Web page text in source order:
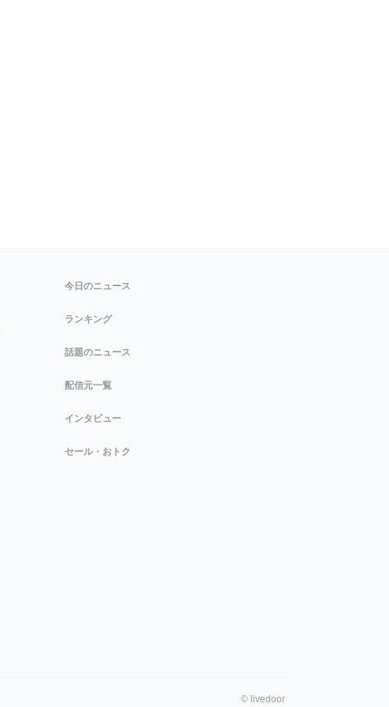
今日のニュース
ランキング
話題のニュース
配信元一覧
インタビュー
セール・おトク
© livedoor